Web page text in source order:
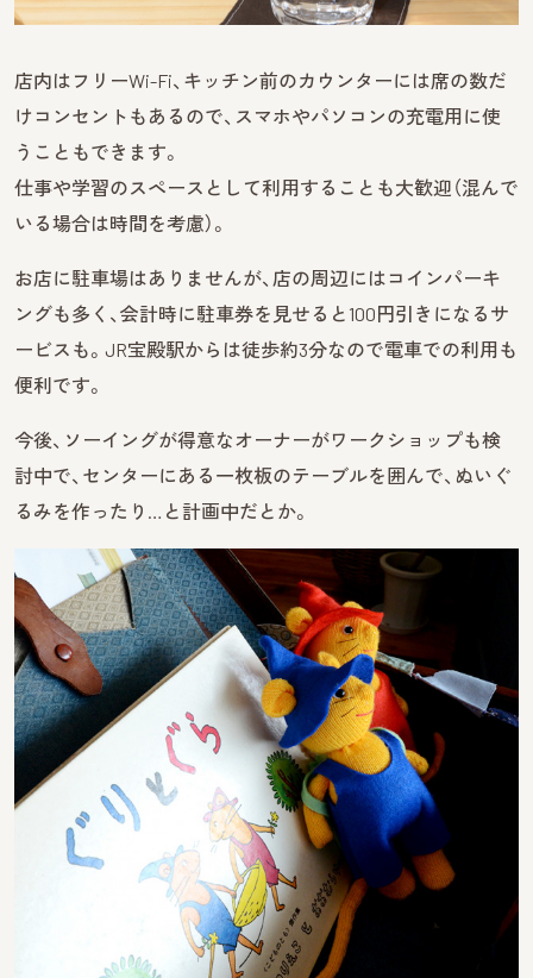
店内はフリーWi-Fi、キッチン前のカウンターには席の数だ
けコンセントもあるので、スマホやパソコンの充電用に使
うこともできます。
仕事や学習のスペースとして利用することも大歓迎（混んで
いる場合は時間を考慮）。
お店に駐車場はありませんが、店の周辺にはコインパーキ
ングも多く、会計時に駐車券を見せると100円引きになるサ
ービスも。JR宝殿駅からは徒歩約3分なので電車での利用も
便利です。
今後、ソーイングが得意なオーナーがワークショップも検
討中で、センターにある一枚板のテーブルを囲んで、ぬいぐ
るみを作ったり…と計画中だとか。